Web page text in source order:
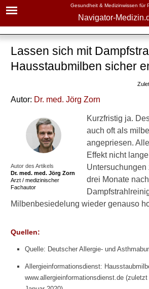
Gesundheit & Medizinwissen für
Navigator-
Lassen sich mit
Hausstaubmilben sicher
Autor: Dr. med. Jörg Zorn
Autor des Artikels
Dr. med. med. Jörg Zorn
Arzt / medizinischer
Fachautor
Kurzfristig ja.
auch oft als
angepriesen.
Effekt nicht
Untersuchungen
drei Monate
Milbenbesiedelung wieder genauso
Quellen:
Quelle: Deutscher Allergie- und
Allergieinformationsdienst:
www.allergieinformationsdienst.de
Navigator-Medizin.de
► Therapieverfahren
► Gesundheitsthemen
Navigator-
Medizin.de
▾
Krankheiten
Antworten
Grundlagen
Ursachen
Diagnose
Behandlung
Allergischer Schock
Hausstauballergie
Grundlagen